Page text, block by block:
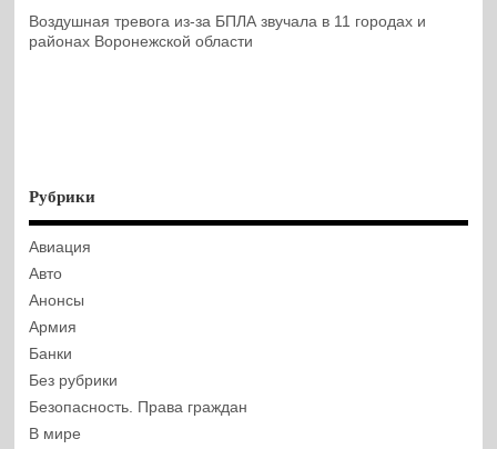
Воздушная тревога из-за БПЛА звучала в 11 городах и
районах Воронежской области
Рубрики
Авиация
Авто
Анонсы
Армия
Банки
Без рубрики
Безопасность. Права граждан
В мире